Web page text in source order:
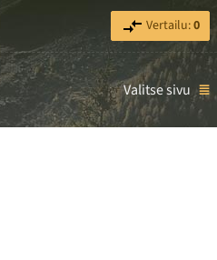
Vertailu:0
Valitse sivu